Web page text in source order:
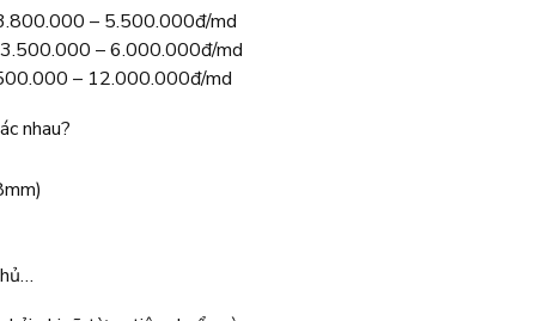
– 5.500.000đ/md
3.500.000 – 6.000.000đ/md
– 12.000.000đ/md
nhau?